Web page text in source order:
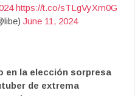
https://t.co/sTLgVyXm0G
June 11, 2024
en la elección sorpresa
de extrema